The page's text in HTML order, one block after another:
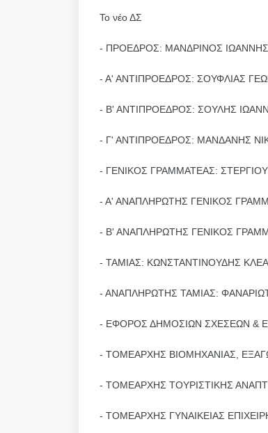
Το νέο ΔΣ
- ΠΡΟΕΔΡΟΣ: ΜΑΝΔΡΙΝΟΣ ΙΩΑΝΝΗΣ
- Α' ΑΝΤΙΠΡΟΕΔΡΟΣ: ΣΟΥΦΛΙΑΣ
- Β' ΑΝΤΙΠΡΟΕΔΡΟΣ: ΣΟΥΛΗΣ
- Γ' ΑΝΤΙΠΡΟΕΔΡΟΣ: ΜΑΝΔΑΝΗΣ
- ΓΕΝΙΚΟΣ ΓΡΑΜΜΑΤΕΑΣ:
- Α' ΑΝΑΠΛΗΡΩΤΗΣ ΓΕΝΙΚΟΣ
- Β' ΑΝΑΠΛΗΡΩΤΗΣ ΓΕΝΙΚΟΣ
- ΤΑΜΙΑΣ: ΚΩΝΣΤΑΝΤΙΝΟΥΔΗΣ
- ΑΝΑΠΛΗΡΩΤΗΣ ΤΑΜΙΑΣ:
- ΕΦΟΡΟΣ ΔΗΜΟΣΙΩΝ ΣΧΕΣΕΩΝ &
- ΤΟΜΕΑΡΧΗΣ ΒΙΟΜΗΧΑΝΙΑΣ,
- ΤΟΜΕΑΡΧΗΣ ΤΟΥΡΙΣΤΙΚΗΣ
- ΤΟΜΕΑΡΧΗΣ ΓΥΝΑΙΚΕΙΑΣ